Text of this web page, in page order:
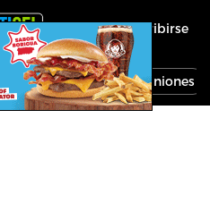
Inscribirse
Economía Opiniones